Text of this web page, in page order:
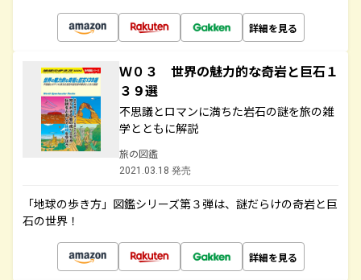
詳細を見る
Ｗ０３ 世界の魅力的な奇岩と巨石１
３９選
不思議とロマンに満ちた岩石の謎を旅の雑
学とともに解説
旅の図鑑
2021.03.18 発売
「地球の歩き方」図鑑シリーズ第３弾は、謎だらけの奇岩と巨
石の世界！
詳細を見る